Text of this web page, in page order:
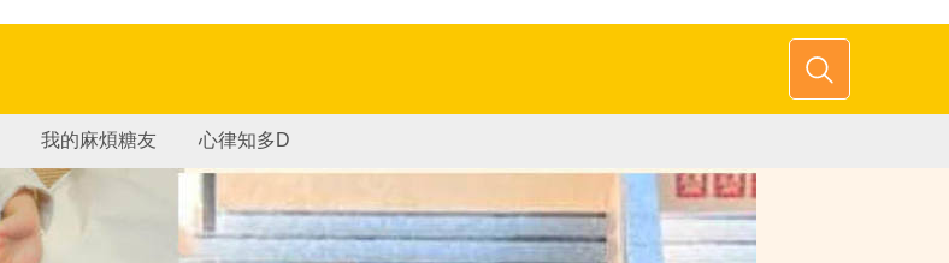
我的麻煩糖友 心律知多D